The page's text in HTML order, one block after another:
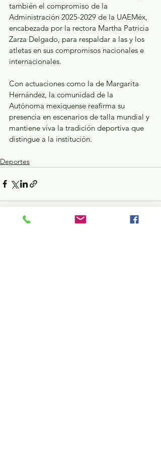
también el compromiso de la
Administración 2025-2029 de la UAEMéx,
encabezada por la rectora Martha Patricia
Zarza Delgado, para respaldar a las y los
atletas en sus compromisos nacionales e
internacionales.
Con actuaciones como la de Margarita
Hernández, la comunidad de la
Autónoma mexiquense reafirma su
presencia en escenarios de talla mundial y
mantiene viva la tradición deportiva que
distingue a la institución.
Deportes